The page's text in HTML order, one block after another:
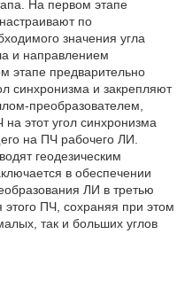
На первом этапе
по
значения угла
и направлением
этапе предварительно
синхронизма и закрепляют
преобразователем,
на этот угол синхронизма
на ПЧ рабочего ЛИ.
геодезическим
в обеспечении
ЛИ в третью
ПЧ, сохраняя при этом
так и больших углов